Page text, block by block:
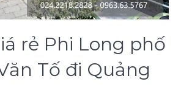
rẻ Phi Long phố
Tố đi Quảng